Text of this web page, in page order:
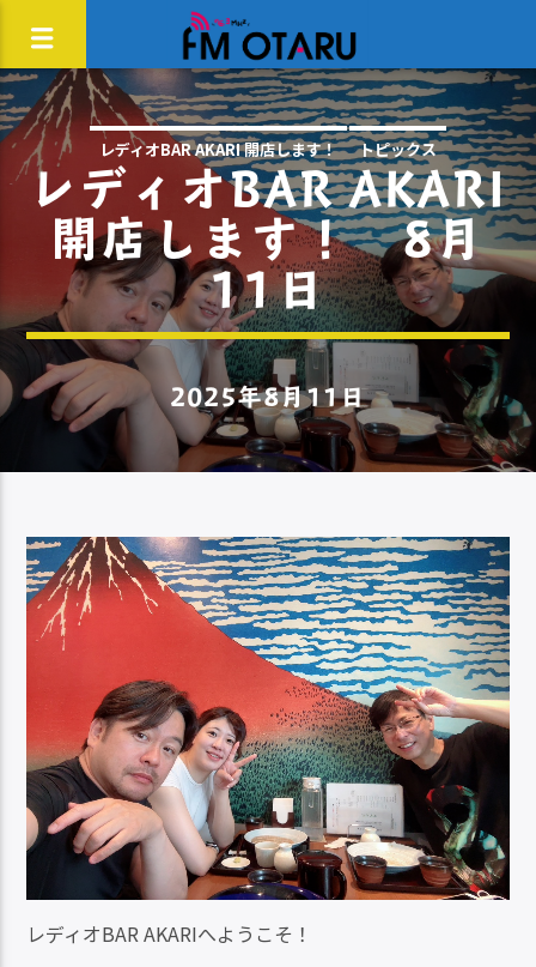
レディオBAR AKARI 開店します！ トピックス
レディオBAR AKARI
開店します！ 8月
11日
2025年8月11日
レディオBAR AKARIへようこそ！